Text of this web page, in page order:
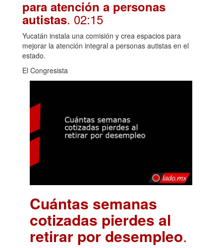
para atención a personas
autistas. 02:15
Yucatán instala una comisión y crea espacios para
mejorar la atención integral a personas autistas en el
estado.
El Congresista
Cuántas semanas
cotizadas pierdes al
retirar por desempleo.